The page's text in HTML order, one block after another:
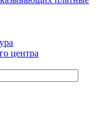
центра